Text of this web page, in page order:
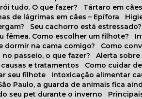
tudo. O que fazer?
Tártaro em
de lágrimas em cães – Epífora
Seu cachorro está
fêmea. Como escolher um filhote?
dormir na cama comigo?
Como
no passeio, o que fazer?
Alerta
causas e tratamentos
Como cuidar
seu filhote
Intoxicação alimentar
Paulo, a guarda de animais fica
seu pet durante o inverno